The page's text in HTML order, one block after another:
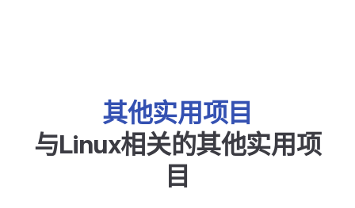
其他实用项目
与Linux相关的其他实用项
目